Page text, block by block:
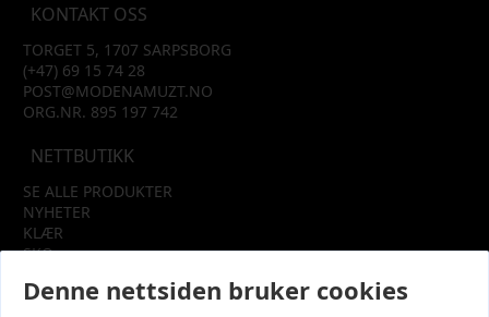
KONTAKT OSS
TORGET 5, 1707 SARPSBORG
(+47) 69 15 74 28
POST@MODENAMUZT.NO
ORG.NR. 895 197 742
NETTBUTIKK
SE ALLE PRODUKTER
NYHETER
KLÆR
SKO
SALG
Denne nettsiden bruker cookies